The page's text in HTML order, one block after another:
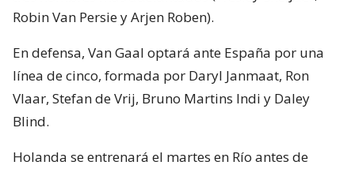
Robin Van Persie y Arjen Roben).
En defensa, Van Gaal optará ante España por una
línea de cinco, formada por Daryl Janmaat, Ron
Vlaar, Stefan de Vrij, Bruno Martins Indi y Daley
Blind.
Holanda se entrenará el martes en Río antes de